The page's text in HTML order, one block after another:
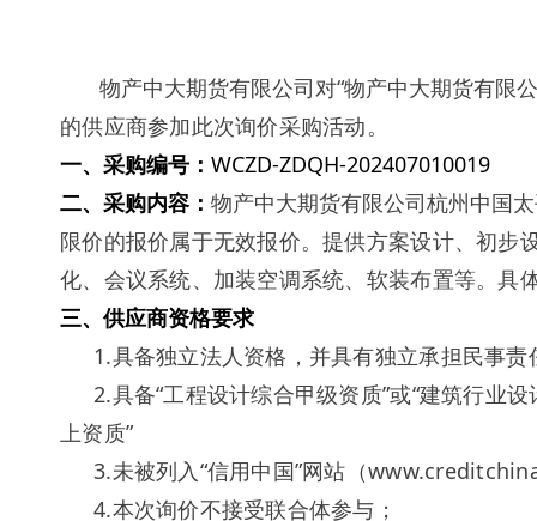
物产中大期货有限公司对“物产中大期货有限
的供应商参加此次询价采购活动。
一、采购编号： WCZD-ZDQH-202407010019
二、采购内容： 物产中大期货有限公司杭州中国
限价的报价属于无效报价。提供方案设计、初步
化、会议系统、加装空调系统、软装布置等。具
三、供应商资格要求
1.具备独立法人资格，并具有独立承担民事
2.具备“工程设计综合甲级资质”或“建筑行业
上资质”
3.未被列入“信用中国”网站（
4.本次询价不接受联合体参与；